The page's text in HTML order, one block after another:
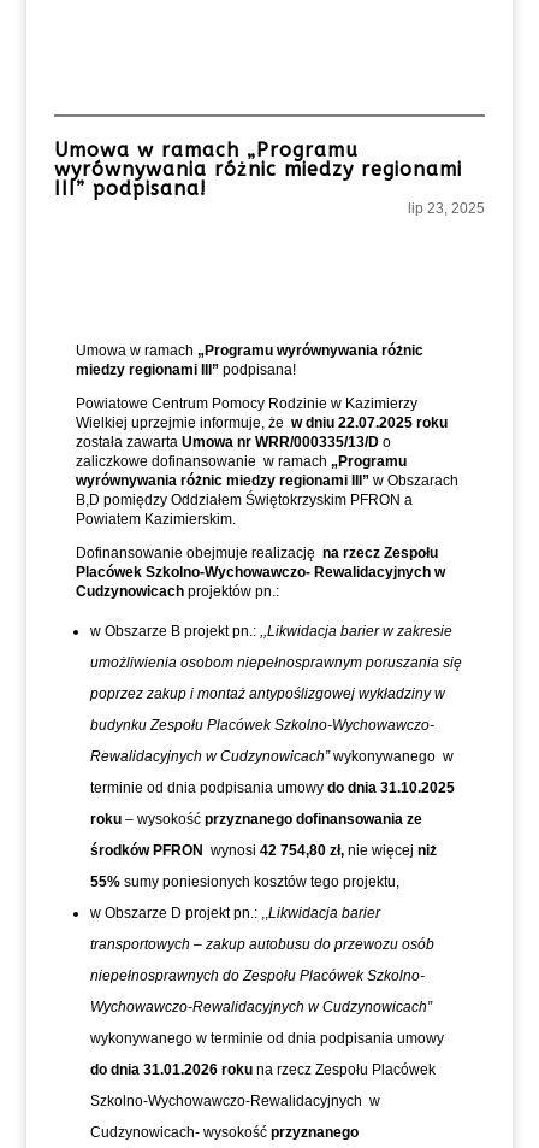
Umowa w ramach „Programu
wyrównywania różnic miedzy regionami
III” podpisana!
lip 23, 2025
Umowa w ramach „Programu wyrównywaniaróżnic
miedzy regionami III” podpisana!
Powiatowe Centrum Pomocy Rodzinie w Kazimierzy
Wielkiej uprzejmie informuje, że w dniu 22.07.2025 roku
została zawarta Umowa nr WRR/000335/13/Do
zaliczkowe dofinansowanie w ramach „Programu
wyrównywania różnic miedzy regionami III” w Obszarach
B,D pomiędzy Oddziałem Świętokrzyskim PFRON a
Powiatem Kazimierskim.
Dofinansowanie obejmuje realizację na rzecz Zespołu
Placówek Szkolno-Wychowawczo- Rewalidacyjnych w
Cudzynowicach projektów pn.:
w Obszarze B projekt pn.: ,,Likwidacja barier w zakresie
umożliwienia osobom niepełnosprawnym poruszania się
poprzez zakup i montaż antypoślizgowej wykładziny w
budynku Zespołu Placówek Szkolno-Wychowawczo-
Rewalidacyjnych w Cudzynowicach”wykonywanego w
terminie od dnia podpisania umowy do dnia 31.10.2025
roku– wysokość przyznanego dofinansowania ze
środków PFRON wynosi 42 754,80 zł,nie więcej niż
55% sumy poniesionych kosztów tego projektu,
w Obszarze D projekt pn.: ,,Likwidacja barier
transportowych – zakup autobusu do przewozu osób
niepełnosprawnych do Zespołu Placówek Szkolno-
Wychowawczo-Rewalidacyjnych w Cudzynowicach”
wykonywanego w terminie od dnia podpisania umowy
do dnia 31.01.2026 rokuna rzecz Zespołu Placówek
Szkolno-Wychowawczo-Rewalidacyjnych w
Cudzynowicach- wysokość przyznanego